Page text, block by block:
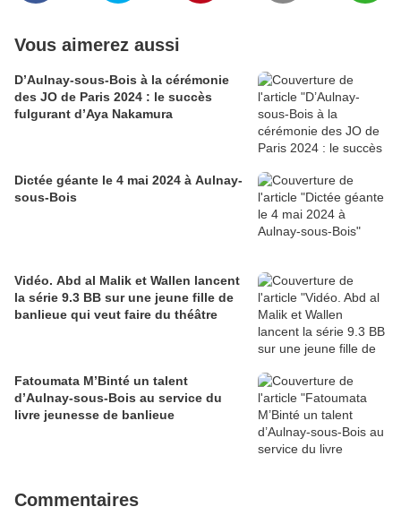
Vous aimerez aussi
D’Aulnay-sous-Bois à la cérémonie
des JO de Paris 2024 : le succès
fulgurant d’Aya Nakamura
Dictée géante le 4 mai 2024 à Aulnay-
sous-Bois
Vidéo. Abd al Malik et Wallen lancent
la série 9.3 BB sur une jeune fille de
banlieue qui veut faire du théâtre
Fatoumata M’Binté un talent
d’Aulnay-sous-Bois au service du
livre jeunesse de banlieue
Commentaires